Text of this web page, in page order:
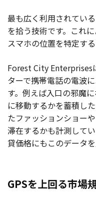
最も広く利用されてい
を拾う技術です。これ
スマホの位置を特定する
Forest City Enterprises
ターで携帯電話の電波
す。例えば入口の邪魔
に移動するかを蓄積し
たファッションショー
滞在するかも計測して
貸価格にもこのデータ
GPSを上回る市場